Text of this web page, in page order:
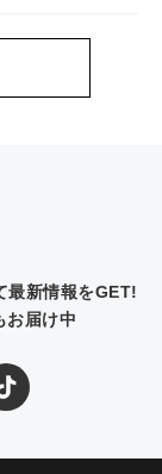
最新情報をGET!
お届け中